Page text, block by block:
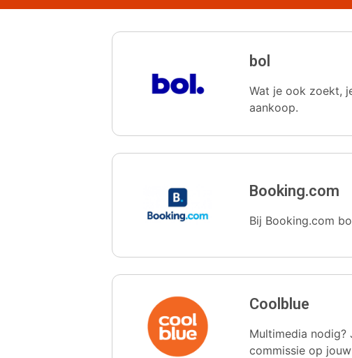
bol
Wat je ook zoekt,
aankoop.
Booking.com
Bij Booking.com
Coolblue
Multimedia nodig?
commissie op